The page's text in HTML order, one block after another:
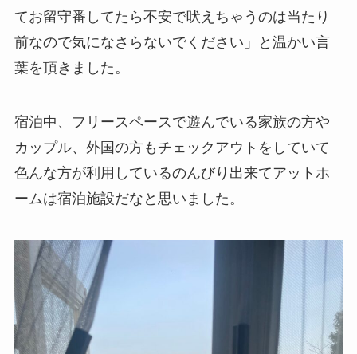
てお留守番してたら不安で吠えちゃうのは当たり
前なので気になさらないでください」と温かい言
葉を頂きました。
宿泊中、フリースペースで遊んでいる家族の方や
カップル、外国の方もチェックアウトをしていて
色んな方が利用しているのんびり出来てアットホ
ームは宿泊施設だなと思いました。